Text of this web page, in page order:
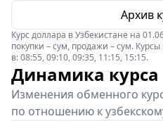
Архив
Курс доллара в Узбекистане на
покупки – сум, продажи – сум.
в: 08:55, 09:10, 09:35, 11:15, 15:15.
Динамика
Изменения обменного
по отношению к